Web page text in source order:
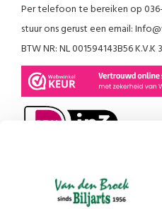
Per telefoon te bereiken op
stuur ons gerust een email:
BTW NR: NL 001594143B56 K.V.K